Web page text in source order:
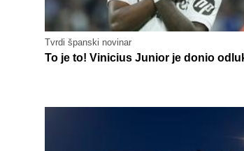
Tvrdi španski novinar
To je to! Vinicius Junior je donio